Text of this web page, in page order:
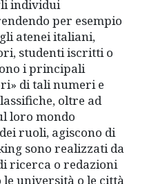
individui
per esempio
atenei italiani,
studenti iscritti o
i principali
di tali numeri e
oltre ad
loro mondo
ruoli, agiscono di
sono realizzati da
ricerca o redazioni
università o le città